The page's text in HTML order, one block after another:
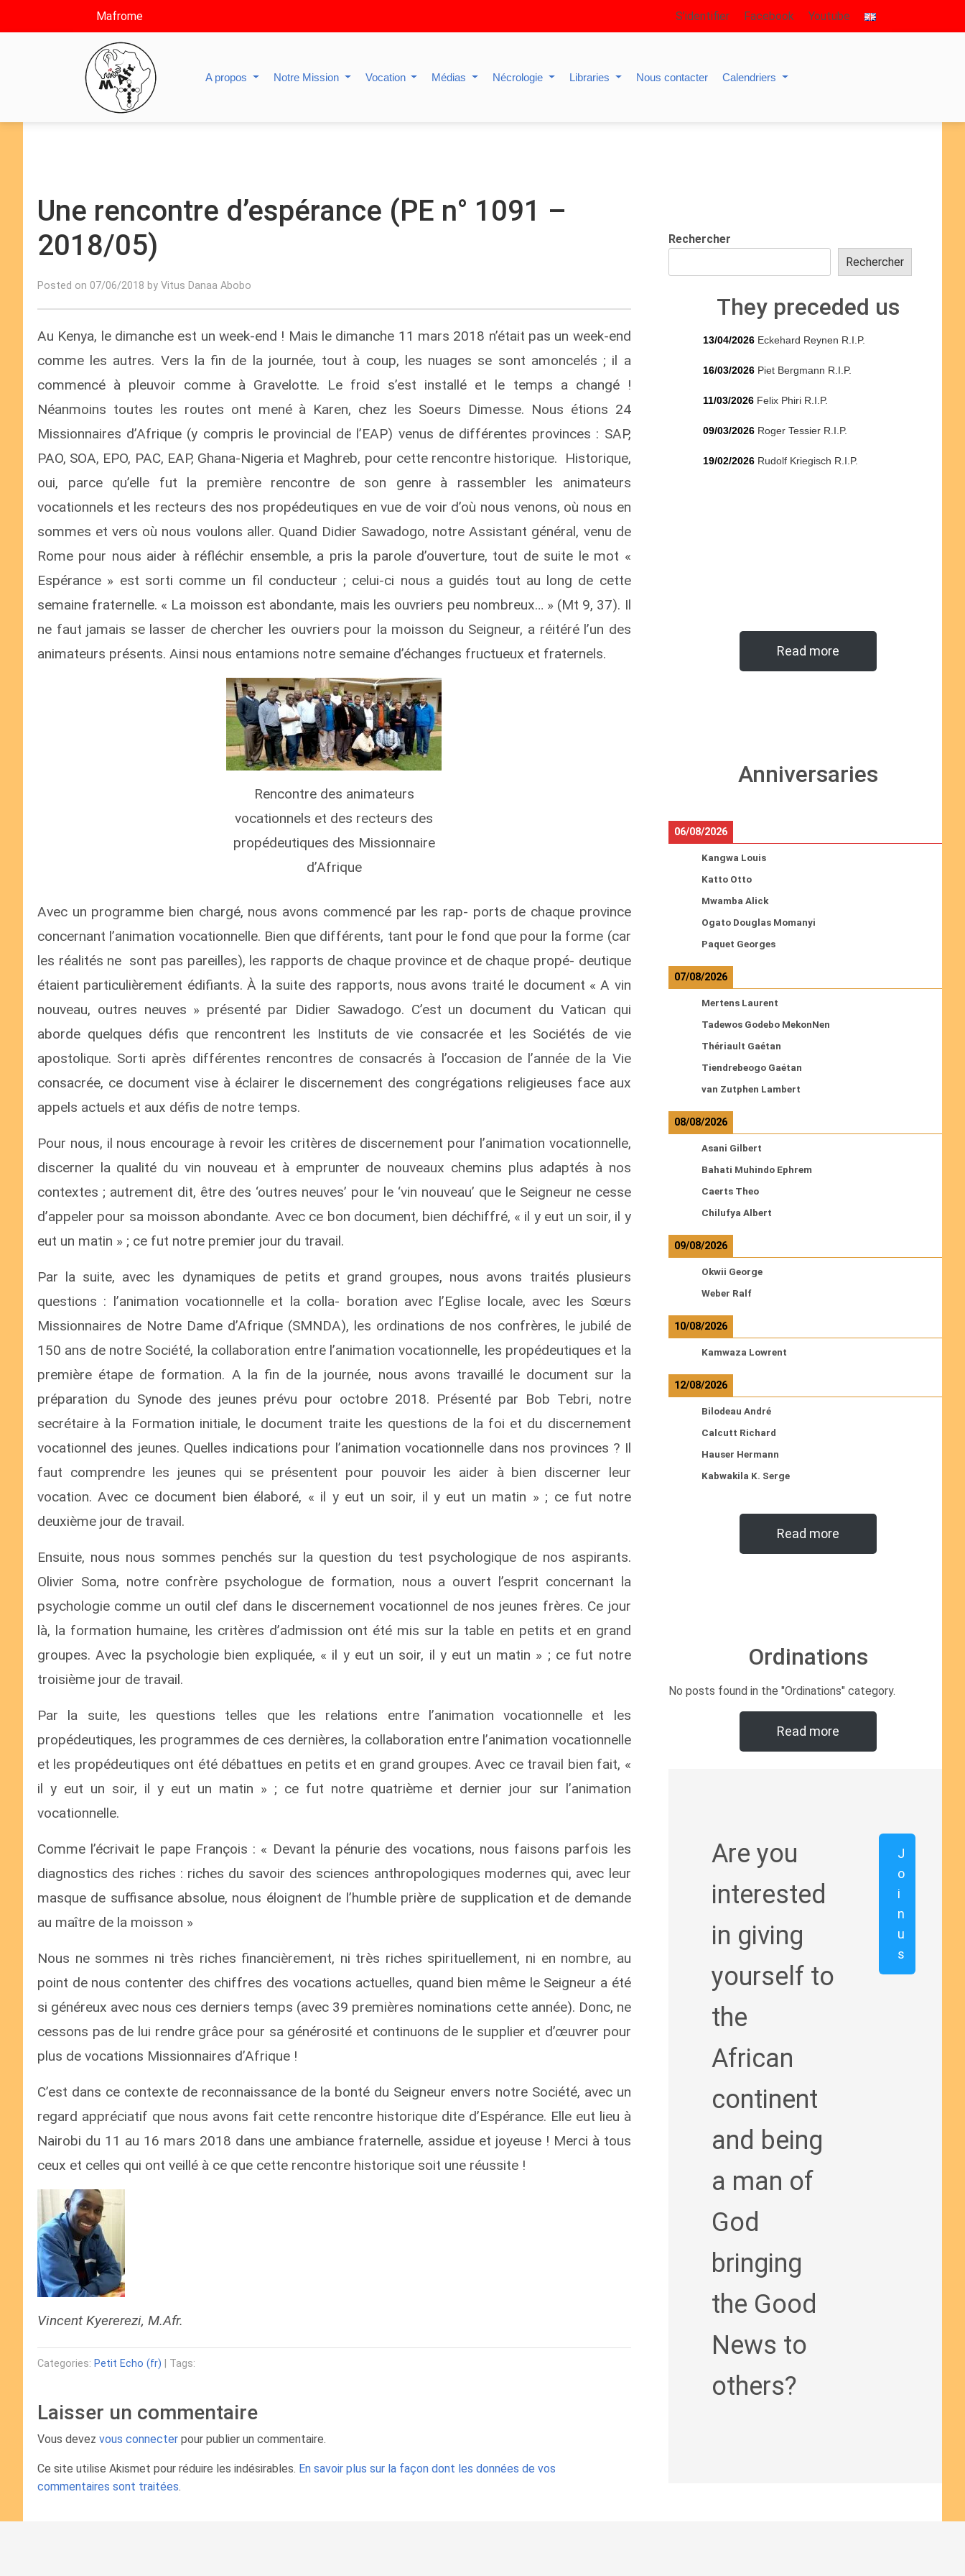
Mafrome S’identifier Facebook Youtube
A propos Notre Mission Vocation Médias Nécrologie Libraries Nous contacter Calendriers
Une rencontre d’espérance (PE n° 1091 –
2018/05)
Posted on 07/06/2018 by Vitus Danaa Abobo
Au Kenya, le dimanche est un week-end ! Mais le dimanche 11 mars 2018 n’était pas un week-end
comme les autres. Vers la fin de la journée, tout à coup, les nuages se sont amoncelés ; il a
commencé à pleuvoir comme à Gravelotte. Le froid s’est installé et le temps a changé !
Néanmoins toutes les routes ont mené à Karen, chez les Soeurs Dimesse. Nous étions 24
Missionnaires d’Afrique (y compris le provincial de l’EAP) venus de différentes provinces : SAP,
PAO, SOA, EPO, PAC, EAP, Ghana-Nigeria et Maghreb, pour cette rencontre historique. Historique,
oui, parce qu’elle fut la première rencontre de son genre à rassembler les animateurs
vocationnels et les recteurs des nos propédeutiques en vue de voir d’où nous venons, où nous en
sommes et vers où nous voulons aller. Quand Didier Sawadogo, notre Assistant général, venu de
Rome pour nous aider à réfléchir ensemble, a pris la parole d’ouverture, tout de suite le mot «
Espérance » est sorti comme un fil conducteur ; celui-ci nous a guidés tout au long de cette
semaine fraternelle. « La moisson est abondante, mais les ouvriers peu nombreux… » (Mt 9, 37). Il
ne faut jamais se lasser de chercher les ouvriers pour la moisson du Seigneur, a réitéré l’un des
animateurs présents. Ainsi nous entamions notre semaine d’échanges fructueux et fraternels.
Rencontre des animateurs
vocationnels et des recteurs des
propédeutiques des Missionnaire
d’Afrique
Avec un programme bien chargé, nous avons commencé par les rap- ports de chaque province
concernant l’animation vocationnelle. Bien que différents, tant pour le fond que pour la forme (car
les réalités ne sont pas pareilles), les rapports de chaque province et de chaque propé- deutique
étaient particulièrement édifiants. À la suite des rapports, nous avons traité le document « A vin
nouveau, outres neuves » présenté par Didier Sawadogo. C’est un document du Vatican qui
aborde quelques défis que rencontrent les Instituts de vie consacrée et les Sociétés de vie
apostolique. Sorti après différentes rencontres de consacrés à l’occasion de l’année de la Vie
consacrée, ce document vise à éclairer le discernement des congrégations religieuses face aux
appels actuels et aux défis de notre temps.
Pour nous, il nous encourage à revoir les critères de discernement pour l’animation vocationnelle,
discerner la qualité du vin nouveau et à emprunter de nouveaux chemins plus adaptés à nos
contextes ; autrement dit, être des ‘outres neuves’ pour le ‘vin nouveau’ que le Seigneur ne cesse
d’appeler pour sa moisson abondante. Avec ce bon document, bien déchiffré, « il y eut un soir, il y
eut un matin » ; ce fut notre premier jour du travail.
Par la suite, avec les dynamiques de petits et grand groupes, nous avons traités plusieurs
questions : l’animation vocationnelle et la colla- boration avec l’Eglise locale, avec les Sœurs
Missionnaires de Notre Dame d’Afrique (SMNDA), les ordinations de nos confrères, le jubilé de
150 ans de notre Société, la collaboration entre l’animation vocationnelle, les propédeutiques et la
première étape de formation. A la fin de la journée, nous avons travaillé le document sur la
préparation du Synode des jeunes prévu pour octobre 2018. Présenté par Bob Tebri, notre
secrétaire à la Formation initiale, le document traite les questions de la foi et du discernement
vocationnel des jeunes. Quelles indications pour l’animation vocationnelle dans nos provinces ? Il
faut comprendre les jeunes qui se présentent pour pouvoir les aider à bien discerner leur
vocation. Avec ce document bien élaboré, « il y eut un soir, il y eut un matin » ; ce fut notre
deuxième jour de travail.
Ensuite, nous nous sommes penchés sur la question du test psychologique de nos aspirants.
Olivier Soma, notre confrère psychologue de formation, nous a ouvert l’esprit concernant la
psychologie comme un outil clef dans le discernement vocationnel de nos jeunes frères. Ce jour
là, la formation humaine, les critères d’admission ont été mis sur la table en petits et en grand
groupes. Avec la psychologie bien expliquée, « il y eut un soir, il y eut un matin » ; ce fut notre
troisième jour de travail.
Par la suite, les questions telles que les relations entre l’animation vocationnelle et les
propédeutiques, les programmes de ces dernières, la collaboration entre l’animation vocationnelle
et les propédeutiques ont été débattues en petits et en grand groupes. Avec ce travail bien fait, «
il y eut un soir, il y eut un matin » ; ce fut notre quatrième et dernier jour sur l’animation
vocationnelle.
Comme l’écrivait le pape François : « Devant la pénurie des vocations, nous faisons parfois les
diagnostics des riches : riches du savoir des sciences anthropologiques modernes qui, avec leur
masque de suffisance absolue, nous éloignent de l’humble prière de supplication et de demande
au maître de la moisson »
Nous ne sommes ni très riches financièrement, ni très riches spirituellement, ni en nombre, au
point de nous contenter des chiffres des vocations actuelles, quand bien même le Seigneur a été
si généreux avec nous ces derniers temps (avec 39 premières nominations cette année). Donc, ne
cessons pas de lui rendre grâce pour sa générosité et continuons de le supplier et d’œuvrer pour
plus de vocations Missionnaires d’Afrique !
C’est dans ce contexte de reconnaissance de la bonté du Seigneur envers notre Société, avec un
regard appréciatif que nous avons fait cette rencontre historique dite d’Espérance. Elle eut lieu à
Nairobi du 11 au 16 mars 2018 dans une ambiance fraternelle, assidue et joyeuse ! Merci à tous
ceux et celles qui ont veillé à ce que cette rencontre historique soit une réussite !
Vincent Kyererezi, M.Afr.
Categories: Petit Echo (fr) | Tags:
Laisser un commentaire
Vous devez vous connecter pour publier un commentaire.
Ce site utilise Akismet pour réduire les indésirables. En savoir plus sur la façon dont les données de vos
commentaires sont traitées.
Rechercher
Rechercher
They preceded us
13/04/2026 Eckehard Reynen R.I.P.
16/03/2026 Piet Bergmann R.I.P.
11/03/2026 Felix Phiri R.I.P.
09/03/2026 Roger Tessier R.I.P.
19/02/2026 Rudolf Kriegisch R.I.P.
Read more
Anniversaries
06/08/2026
Kangwa Louis
Katto Otto
Mwamba Alick
Ogato Douglas Momanyi
Paquet Georges
07/08/2026
Mertens Laurent
Tadewos Godebo MekonNen
Thériault Gaétan
Tiendrebeogo Gaétan
van Zutphen Lambert
08/08/2026
Asani Gilbert
Bahati Muhindo Ephrem
Caerts Theo
Chilufya Albert
09/08/2026
Okwii George
Weber Ralf
10/08/2026
Kamwaza Lowrent
12/08/2026
Bilodeau André
Calcutt Richard
Hauser Hermann
Kabwakila K. Serge
Read more
Ordinations
No posts found in the "Ordinations" category.
Read more
Are you
interested
in giving
yourself to
the
African
continent
and being
a man of
God
bringing
the Good
News to
others?
J
o
i
n
u
s